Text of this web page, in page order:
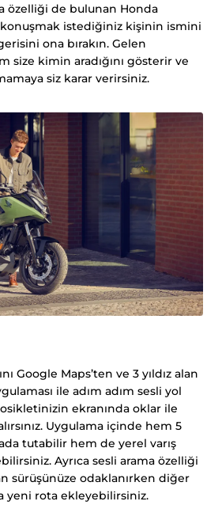
özelliği de bulunan Honda
konuşmak istediğiniz kişinin ismini
ona bırakın. Gelen
size kimin aradığını gösterir ve
siz karar verirsiniz.
Google Maps’ten ve 3 yıldız alan
ile adım adım sesli yol
ekranında oklar ile
Uygulama içinde hem 5
tutabilir hem de yerel varış
Ayrıca sesli arama özelliği
sürüşünüze odaklanırken diğer
yeni rota ekleyebilirsiniz.